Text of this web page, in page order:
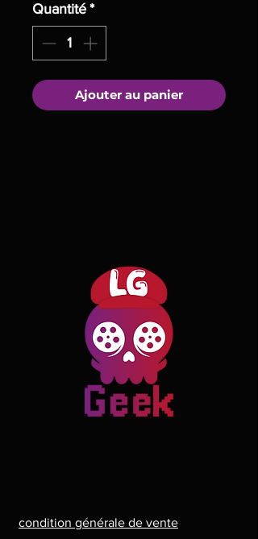
Quantité *
Ajouter au panier
condition générale de vente